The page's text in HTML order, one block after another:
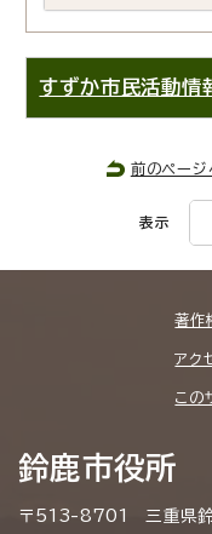
すずか市民活動情
前のページ
表示
著作
アク
この
鈴鹿市役所
〒513-8701 三重県鈴